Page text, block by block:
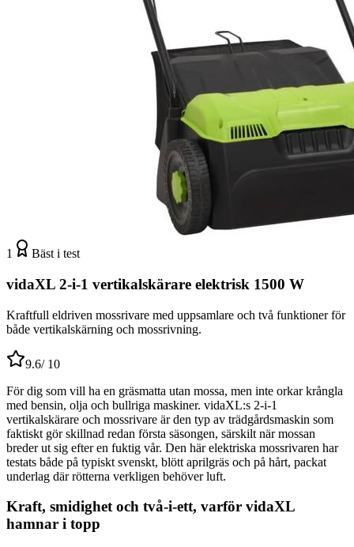
1 Bäst i test
vidaXL 2-i-1 vertikalskärare elektrisk 1500 W
Kraftfull eldriven mossrivare med uppsamlare och två funktioner för
både vertikalskärning och mossrivning.
9.6/ 10
För dig som vill ha en gräsmatta utan mossa, men inte orkar krångla
med bensin, olja och bullriga maskiner. vidaXL:s 2-i-1
vertikalskärare och mossrivare är den typ av trädgårdsmaskin som
faktiskt gör skillnad redan första säsongen, särskilt när mossan
breder ut sig efter en fuktig vår. Den här elektriska mossrivaren har
testats både på typiskt svenskt, blött aprilgräs och på hårt, packat
underlag där rötterna verkligen behöver luft.
Kraft, smidighet och två-i-ett, varför vidaXL
hamnar i topp